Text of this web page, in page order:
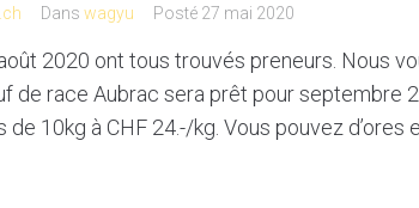
Dans wagyu Posté 27 mai 2020
2020 ont tous trouvés preneurs. Nous
de race Aubrac sera prêt pour septembre
de 10kg à CHF 24.-/kg. Vous pouvez d’ores